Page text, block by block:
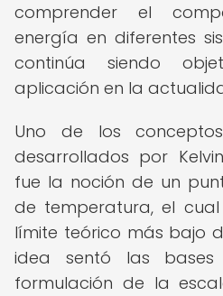
comprender el
energía en diferentes
continúa siendo
aplicación en la
Uno de los
desarrollados por
fue la noción de un
de temperatura, el
límite teórico más bajo
idea sentó las
formulación de la